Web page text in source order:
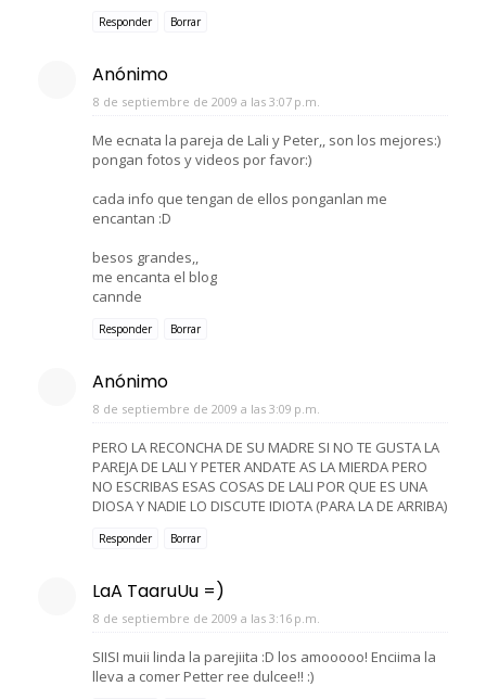
Responder Borrar
Anónimo
8 de septiembre de 2009 a las 3:07 p.m.
Me ecnata la pareja de Lali y Peter,, son los mejores:)
pongan fotos y videos por favor:)
cada info que tengan de ellos ponganlan me
encantan :D
besos grandes,,
me encanta el blog
cannde
Responder Borrar
Anónimo
8 de septiembre de 2009 a las 3:09 p.m.
PERO LA RECONCHA DE SU MADRE SI NO TE GUSTA LA
PAREJA DE LALI Y PETER ANDATE AS LA MIERDA PERO
NO ESCRIBAS ESAS COSAS DE LALI POR QUE ES UNA
DIOSA Y NADIE LO DISCUTE IDIOTA (PARA LA DE ARRIBA)
Responder Borrar
LaA TaaruUu =)
8 de septiembre de 2009 a las 3:16 p.m.
SIISI muii linda la parejiita :D los amooooo! Enciima la
lleva a comer Petter ree dulcee!! :)